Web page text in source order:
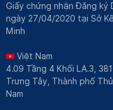
Giấy chứng nhận Đăng ký
ngày 27/04/2020 tại Sở
Minh
Việt Nam
4.09 Tầng 4 Khối LA.3,
Trưng Tây, Thành phố
Nam